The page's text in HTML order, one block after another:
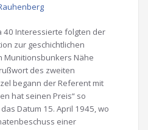
40 Interessierte folgten der
zur geschichtlichen
Munitionsbunkers Nähe
des zweiten
begann der Referent mit
hat seinen Preis“ so
Datum 15. April 1945, wo
einer